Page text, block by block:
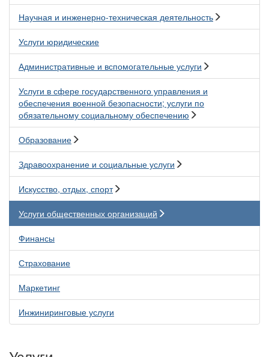
Научная и инженерно-техническая деятельность
Услуги юридические
Административные и вспомогательные услуги
Услуги в сфере государственного управления и
обеспечения военной безопасности; услуги по
обязательному социальному обеспечению
Образование
Здравоохранение и социальные услуги
Искусство, отдых, спорт
Услуги общественных организаций
Финансы
Страхование
Маркетинг
Инжиниринговые услуги